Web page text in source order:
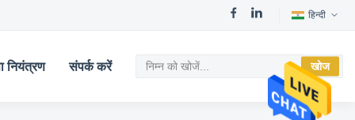
हिन्दी
नियंत्रण संपर्क करें खोज